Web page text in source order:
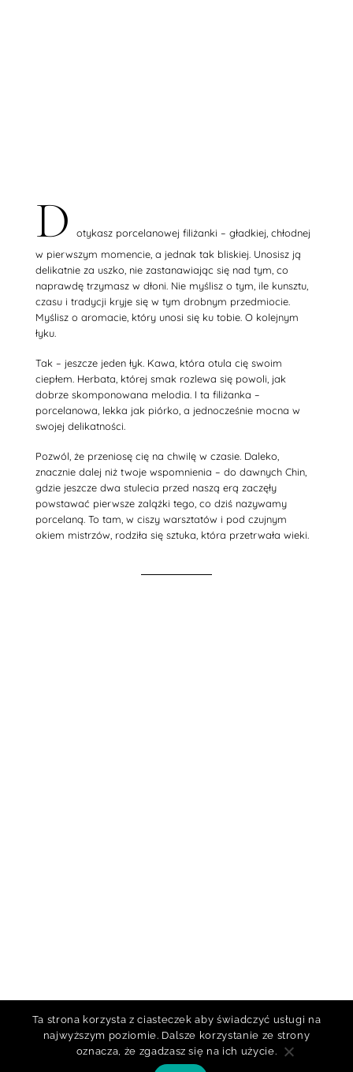
D
otykasz porcelanowej filiżanki – gładkiej, chłodnej
w pierwszym momencie, a jednak tak bliskiej. Unosisz ją
delikatnie za uszko, nie zastanawiając się nad tym, co
naprawdę trzymasz w dłoni. Nie myślisz o tym, ile kunsztu,
czasu i tradycji kryje się w tym drobnym przedmiocie.
Myślisz o aromacie, który unosi się ku tobie. O kolejnym
łyku.
Tak – jeszcze jeden łyk. Kawa, która otula cię swoim
ciepłem. Herbata, której smak rozlewa się powoli, jak
dobrze skomponowana melodia. I ta filiżanka –
porcelanowa, lekka jak piórko, a jednocześnie mocna w
swojej delikatności.
Pozwól, że przeniosę cię na chwilę w czasie. Daleko,
znacznie dalej niż twoje wspomnienia – do dawnych Chin,
gdzie jeszcze dwa stulecia przed naszą erą zaczęły
powstawać pierwsze zalążki tego, co dziś nazywamy
porcelaną. To tam, w ciszy warsztatów i pod czujnym
okiem mistrzów, rodziła się sztuka, która przetrwała wieki.
Ta strona korzysta z ciasteczek aby świadczyć usługi na
najwyższym poziomie. Dalsze korzystanie ze strony
oznacza, że zgadzasz się na ich użycie.